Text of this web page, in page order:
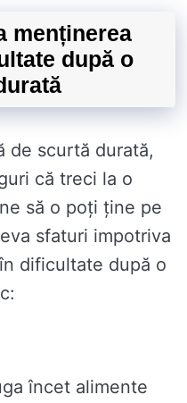
menținerea
după o
de scurtă durată,
că treci la o
să o poți ține pe
sfaturi impotriva
dificultate după o
încet alimente